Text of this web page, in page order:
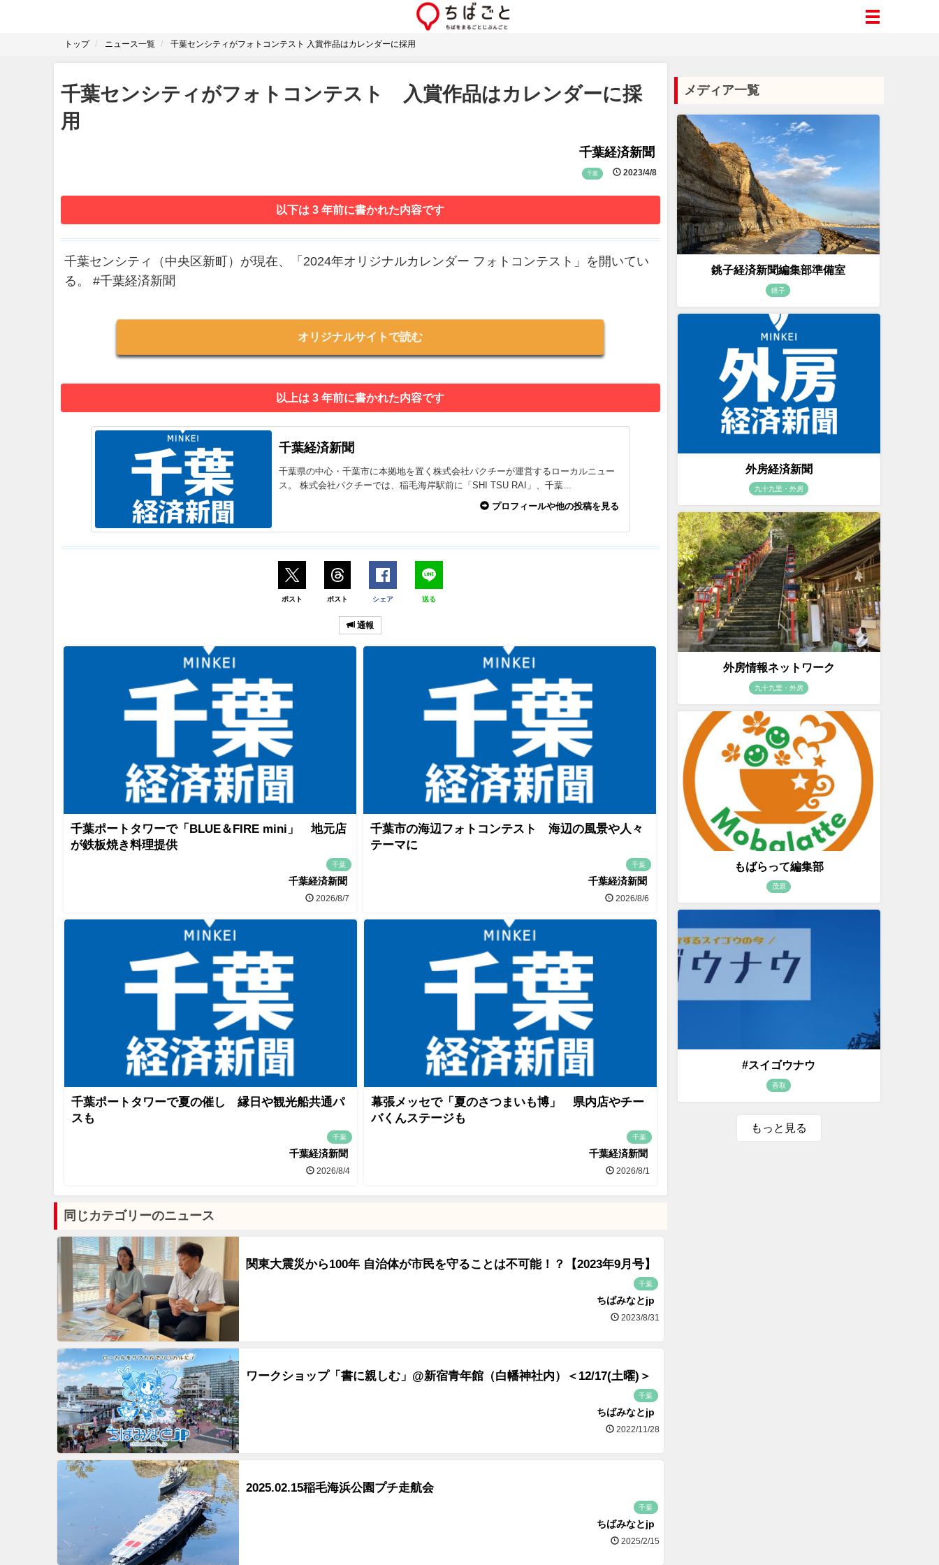
トップ ニュース一覧 千葉センシティがフォトコンテスト 入賞作品はカレンダーに採用
千葉センシティがフォトコンテスト 入賞作品はカレンダーに採
用
千葉経済新聞
千葉 2023/4/8
以下は 3 年前に書かれた内容です
千葉センシティ（中央区新町）が現在、「2024年オリジナルカレンダー フォトコンテスト」を開いてい
る。 #千葉経済新聞
オリジナルサイトで読む
以上は 3 年前に書かれた内容です
千葉経済新聞
千葉県の中心・千葉市に本拠地を置く株式会社パクチーが運営するローカルニュー
ス。 株式会社パクチーでは、稲毛海岸駅前に「SHI TSU RAI」、千葉...
プロフィールや他の投稿を見る
ポスト ポスト シェア 送る
通報
千葉ポートタワーで「BLUE＆FIRE mini」 地元店
が鉄板焼き料理提供
千葉
千葉経済新聞
2026/8/7
千葉市の海辺フォトコンテスト 海辺の風景や人々
テーマに
千葉
千葉経済新聞
2026/8/6
千葉ポートタワーで夏の催し 縁日や観光船共通パ
スも
千葉
千葉経済新聞
2026/8/4
幕張メッセで「夏のさつまいも博」 県内店やチー
バくんステージも
千葉
千葉経済新聞
2026/8/1
同じカテゴリーのニュース
関東大震災から100年 自治体が市民を守ることは不可能！？【2023年9月号】
千葉
ちばみなとjp
2023/8/31
ワークショップ「書に親しむ」@新宿青年館（白幡神社内）＜12/17(土曜)＞
千葉
ちばみなとjp
2022/11/28
2025.02.15稲毛海浜公園プチ走航会
千葉
ちばみなとjp
2025/2/15
メディア一覧
銚子経済新聞編集部準備室
銚子
外房経済新聞
九十九里・外房
外房情報ネットワーク
九十九里・外房
もばらって編集部
茂原
#スイゴウナウ
香取
もっと見る